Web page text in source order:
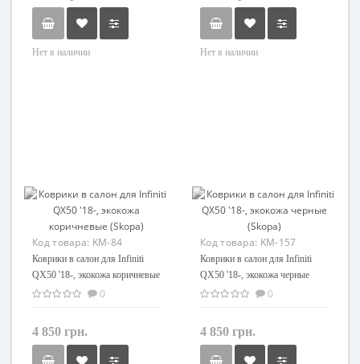
Нет в наличии Нет в наличии
Код товара: KM-84
Коврики в салон для Infiniti
QX50 '18-, экокожа коричневые
(Skopa)
0
4 850 грн.
Код товара: KM-157
Коврики в салон для Infiniti
QX50 '18-, экокожа черные
(Skopa)
0
4 850 грн.